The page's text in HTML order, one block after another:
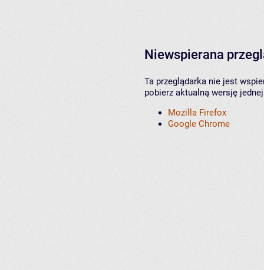
Niewspierana
Ta przeglądarka nie jest
pobierz aktualną wersję
Mozilla Firefox
Google Chrome